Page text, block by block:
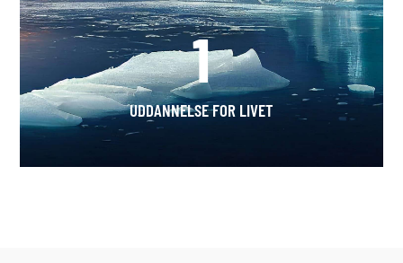
UDDANNELSE FOR LIVET
1